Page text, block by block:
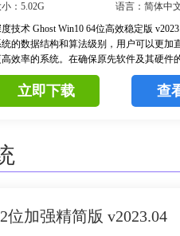
小：5.02G
语言：简体中
技术 Ghost Win10 64位高效稳定版
统的数据结构和算法级别，用户可以更加
效率的系统。在确保原先软件及其硬件
，关掉不必要服务项目，删除部分文件
转更加快速。
立即下载 查
位加强精简版 v2023.04